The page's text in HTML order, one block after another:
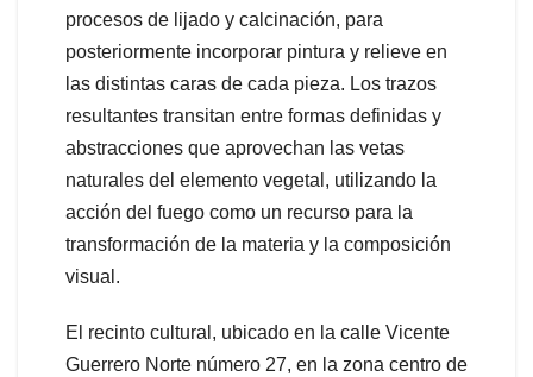
procesos de lijado y calcinación, para
posteriormente incorporar pintura y relieve en
las distintas caras de cada pieza. Los trazos
resultantes transitan entre formas definidas y
abstracciones que aprovechan las vetas
naturales del elemento vegetal, utilizando la
acción del fuego como un recurso para la
transformación de la materia y la composición
visual.
El recinto cultural, ubicado en la calle Vicente
Guerrero Norte número 27, en la zona centro de